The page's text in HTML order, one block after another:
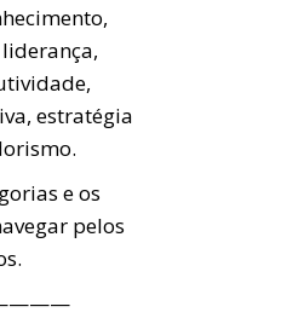
estratégia
e os
pelos